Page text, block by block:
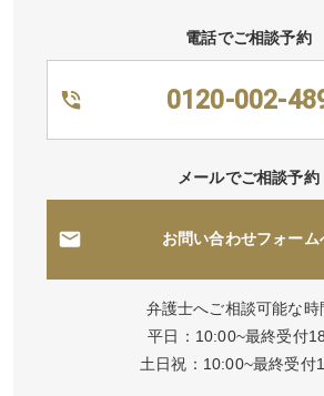
電話でご相談予約
0120-002-
メールでご相談予約
お問い合わせフォーム
弁護士へご相談可能な時
平日：10:00~最終受付
土日祝：10:00~最終受付